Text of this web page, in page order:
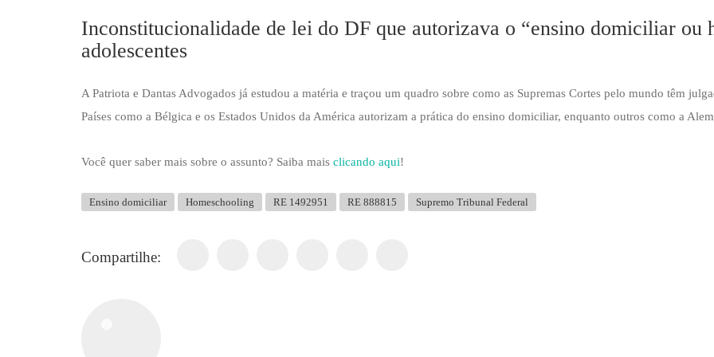
Inconstitucionalidade de lei do DF que autorizava o “ensino domiciliar ou
adolescentes
A Patriota e Dantas Advogados já estudou a matéria e traçou um quadro sobre como as Supremas Cortes pelo mundo têm
Países como a Bélgica e os Estados Unidos da América autorizam a prática do ensino domiciliar, enquanto outros como a
Você quer saber mais sobre o assunto? Saiba mais clicando aqui!
Ensino domiciliar Homeschooling RE 1492951 RE 888815 Supremo Tribunal Federal
Compartilhe: